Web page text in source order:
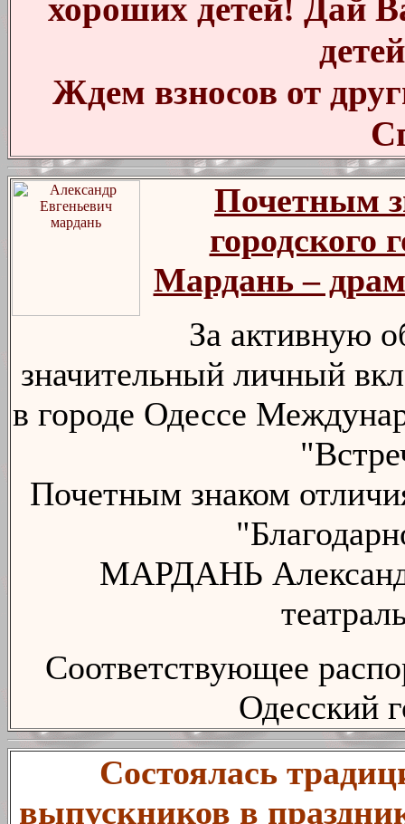
хороших детей! Дай
Ждем взносов от
Почетным
городского
Мардань –
За активную
значительный личный
в городе Одессе
Почетным знаком
МАРДАНЬ
Соответствующее
Одесский
Состоялась
выпускников в